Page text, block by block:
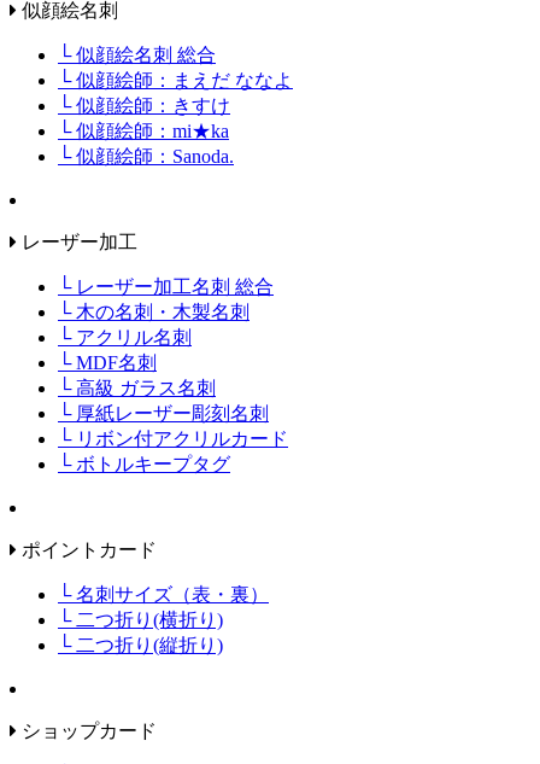
似顔絵名刺
└ 似顔絵名刺 総合
└ 似顔絵師：まえだ ななよ
└ 似顔絵師：きすけ
└ 似顔絵師：mi★ka
└ 似顔絵師：Sanoda.
レーザー加工
└ レーザー加工名刺 総合
└ 木の名刺・木製名刺
└ アクリル名刺
└ MDF名刺
└ 高級 ガラス名刺
└ 厚紙レーザー彫刻名刺
└ リボン付アクリルカード
└ ボトルキープタグ
ポイントカード
└ 名刺サイズ（表・裏）
└ 二つ折り(横折り)
└ 二つ折り(縦折り)
ショップカード